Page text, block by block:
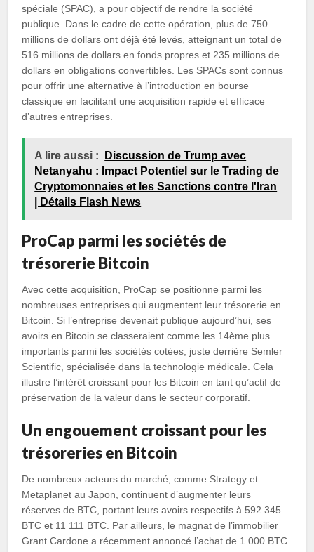
spéciale (SPAC), a pour objectif de rendre la société
publique. Dans le cadre de cette opération, plus de 750
millions de dollars ont déjà été levés, atteignant un total de
516 millions de dollars en fonds propres et 235 millions de
dollars en obligations convertibles. Les SPACs sont connus
pour offrir une alternative à l’introduction en bourse
classique en facilitant une acquisition rapide et efficace
d’autres entreprises.
A lire aussi :
Discussion de Trump avec
Netanyahu : Impact Potentiel sur le Trading de
Cryptomonnaies et les Sanctions contre l'Iran
| Détails Flash News
ProCap parmi les sociétés de
trésorerie Bitcoin
Avec cette acquisition, ProCap se positionne parmi les
nombreuses entreprises qui augmentent leur trésorerie en
Bitcoin. Si l’entreprise devenait publique aujourd’hui, ses
avoirs en Bitcoin se classeraient comme les 14ème plus
importants parmi les sociétés cotées, juste derrière Semler
Scientific, spécialisée dans la technologie médicale. Cela
illustre l’intérêt croissant pour les Bitcoin en tant qu’actif de
préservation de la valeur dans le secteur corporatif.
Un engouement croissant pour les
trésoreries en Bitcoin
De nombreux acteurs du marché, comme Strategy et
Metaplanet au Japon, continuent d’augmenter leurs
réserves de BTC, portant leurs avoirs respectifs à 592 345
BTC et 11 111 BTC. Par ailleurs, le magnat de l’immobilier
Grant Cardone a récemment annoncé l’achat de 1 000 BTC